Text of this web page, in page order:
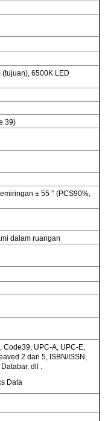
6500K LED
39)
± 55 ° (PCS90%,
dalam ruangan
Code39, UPC-A, UPC-E,
2 dari 5, ISBN/ISSN,
dll .
Data